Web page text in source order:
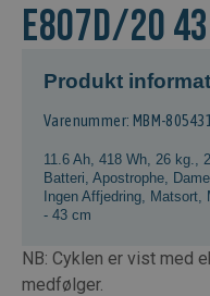
E807D/20 43
Produkt
Varenummer: MBM-
11.6 Ah, 418 Wh 26 kg.
Batteri Apostrophe
Ingen Affjedring Matsort
- 43 cm
NB: Cyklen er vist med
medfølger.